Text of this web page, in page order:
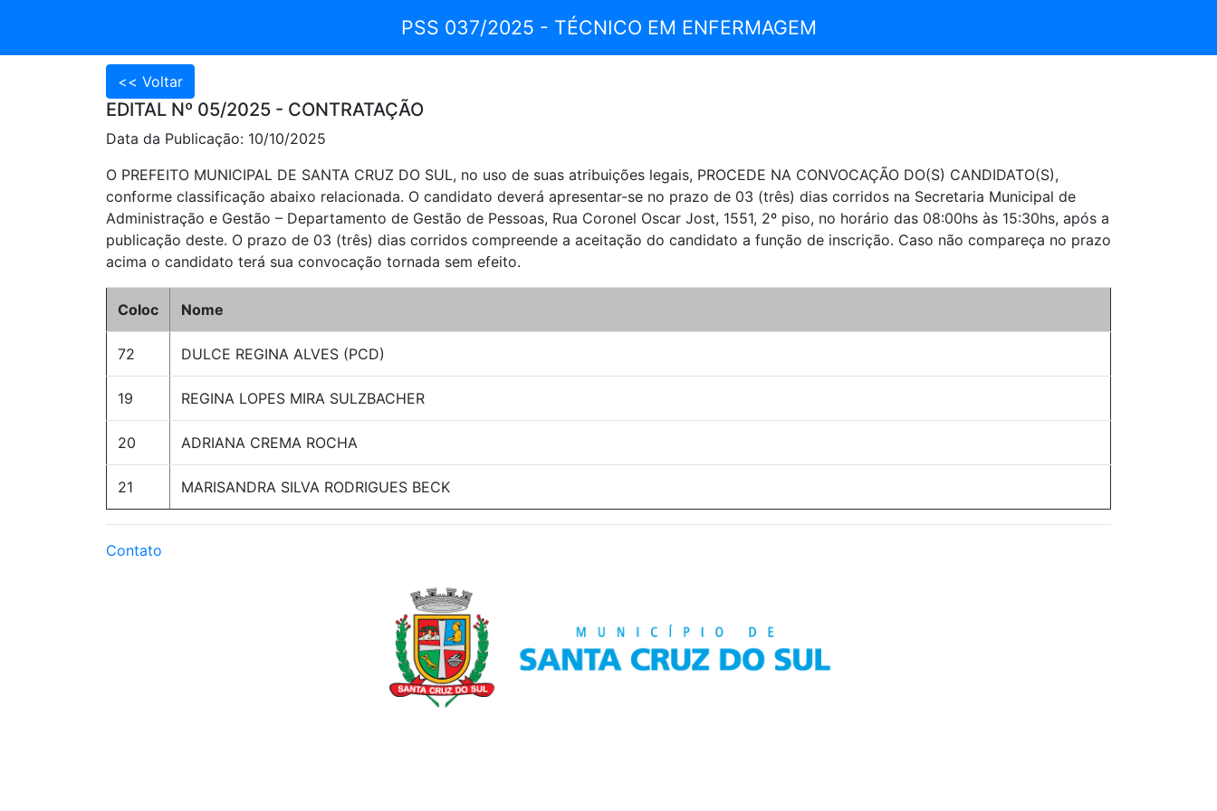
PSS 037/2025 - TÉCNICO EM ENFERMAGEM
EDITAL Nº 05/2025 - CONTRATAÇÃO
Data da Publicação: 10/10/2025
O PREFEITO MUNICIPAL DE SANTA CRUZ DO SUL, no uso de suas atribuições legais, PROCEDE NA CONVOCAÇÃO DO(S) CANDIDATO(S),
conforme classificação abaixo relacionada. O candidato deverá apresentar-se no prazo de 03 (três) dias corridos na Secretaria Municipal de
Administração e Gestão – Departamento de Gestão de Pessoas, Rua Coronel Oscar Jost, 1551, 2º piso, no horário das 08:00hs às 15:30hs, após a
publicação deste. O prazo de 03 (três) dias corridos compreende a aceitação do candidato a função de inscrição. Caso não compareça no prazo
acima o candidato terá sua convocação tornada sem efeito.
Coloc Nome
72 DULCE REGINA ALVES (PCD)
19 REGINA LOPES MIRA SULZBACHER
20 ADRIANA CREMA ROCHA
21 MARISANDRA SILVA RODRIGUES BECK
Contato